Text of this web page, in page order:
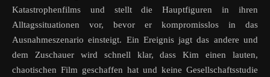
Katastrophenfilms und stellt die Hauptfiguren in ihren
Alltagssituationen vor, bevor er kompromisslos in das
Ausnahmeszenario einsteigt. Ein Ereignis jagt das andere und
dem Zuschauer wird schnell klar, dass Kim einen lauten,
chaotischen Film geschaffen hat und keine Gesellschaftsstudie